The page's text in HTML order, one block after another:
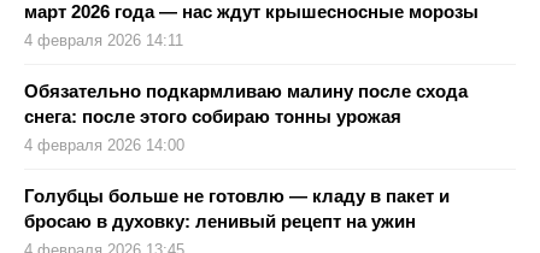
март 2026 года — нас ждут крышесносные морозы
4 февраля 2026 14:11
Обязательно подкармливаю малину после схода
снега: после этого собираю тонны урожая
4 февраля 2026 14:00
Голубцы больше не готовлю — кладу в пакет и
бросаю в духовку: ленивый рецепт на ужин